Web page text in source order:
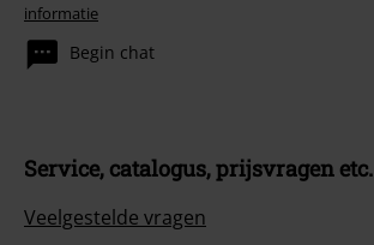
informatie
Begin chat
Service, catalogus, prijsvragen etc.
Veelgestelde vragen